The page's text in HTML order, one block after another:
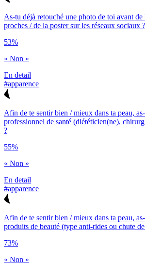
As-tu déjà retouché une photo de toi avant de
proches / de la poster sur les réseaux sociaux ?
53%
« Non »
En detail
#apparence
Afin de te sentir bien / mieux dans ta peau,
professionnel de santé (diététicien(ne),
?
55%
« Non »
En detail
#apparence
Afin de te sentir bien / mieux dans ta peau,
produits de beauté (type anti-rides ou chute
73%
« Non »